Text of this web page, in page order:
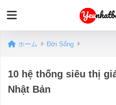
ホーム Đời Sống
10 hệ thống siêu thị
Nhật Bản